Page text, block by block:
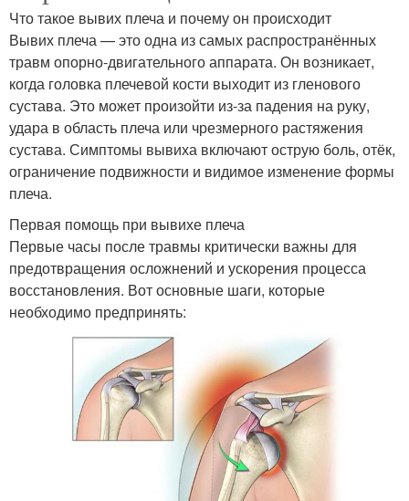
Что такое вывих плеча и почему он происходит
Вывих плеча — это одна из самых распространённых
травм опорно-двигательного аппарата. Он возникает,
когда головка плечевой кости выходит из гленового
сустава. Это может произойти из-за падения на руку,
удара в область плеча или чрезмерного растяжения
сустава. Симптомы вывиха включают острую боль, отёк,
ограничение подвижности и видимое изменение формы
плеча.
Первая помощь при вывихе плеча
Первые часы после травмы критически важны для
предотвращения осложнений и ускорения процесса
восстановления. Вот основные шаги, которые
необходимо предпринять: